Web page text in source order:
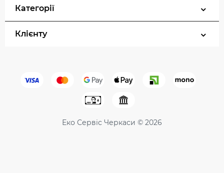
Категорії
Клієнту
Еко Сервіс Черкаси © 2026